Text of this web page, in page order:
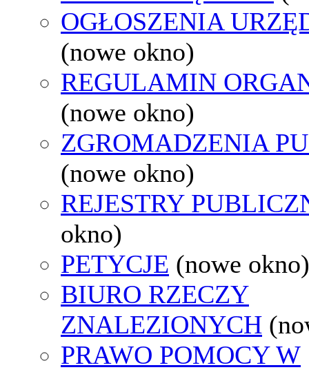
OGŁOSZENIA
(nowe okno)
REGULAMIN
(nowe okno)
ZGROMADZENIA
(nowe okno)
REJESTRY
okno)
PETYCJE (nowe okno)
BIURO RZECZY
ZNALEZIONYCH
PRAWO POMOCY W